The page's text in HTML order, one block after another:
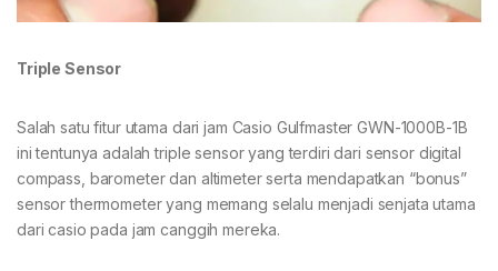
Triple Sensor
Salah satu fitur utama dari jam Casio Gulfmaster GWN-1000B-1B
ini tentunya adalah triple sensor yang terdiri dari sensor digital
compass, barometer dan altimeter serta mendapatkan “bonus”
sensor thermometer yang memang selalu menjadi senjata utama
dari casio pada jam canggih mereka.